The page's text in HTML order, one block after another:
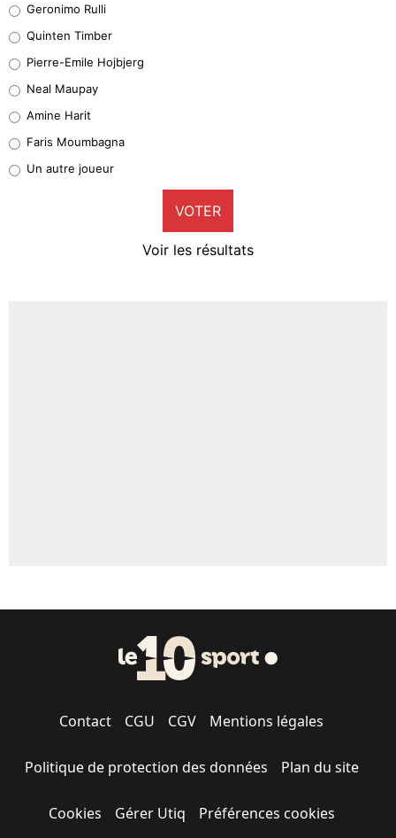
32%
5%
1%
9%
Geronimo Rulli
Quinten Timber
Pierre-Emile Hojbjerg
Neal Maupay
Amine Harit
Faris Moumbagna
Un autre joueur
VOTER
Voir les résultats
Contact CGU CGV Mentions légales
Politique de protection des données Plan du site
Cookies Gérer Utiq Préférences cookies